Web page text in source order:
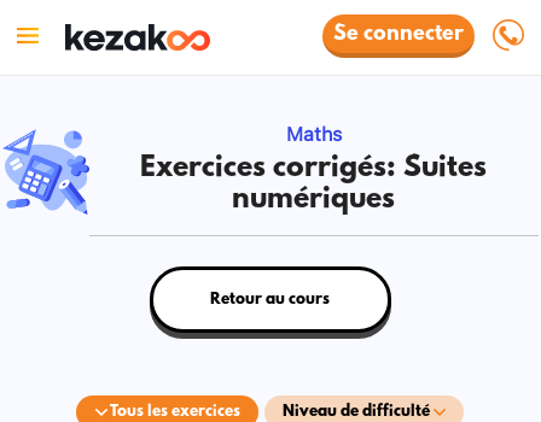
Se connecter
Maths
Exercices corrigés: Suites
numériques
Tous les exercices Niveau de difficulté
Retour au cours